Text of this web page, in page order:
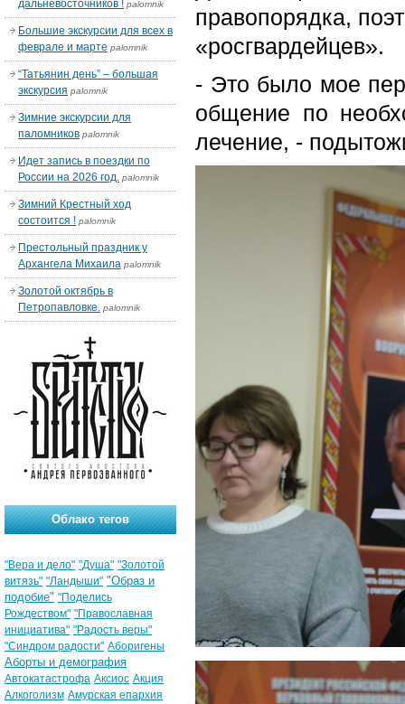
правопорядка,
«росгвардейцев».
- Это было мое
общение по
лечение, -
дальневосточников ! palomnik
Большие экскурсии для всех в
феврале и марте palomnik
“Татьянин день” – большая
экскурсия palomnik
Зимние экскурсии для
паломников palomnik
Идет запись в поездки по
России на 2026 год. palomnik
Зимний Крестный ход
состоится ! palomnik
Престольный праздник у
Архангела Михаила palomnik
Золотой октябрь в
Петропавловке. palomnik
Облако тегов
"Вера и дело" "Душа" "Золотой
витязь" "Ландыши" "Образ и
подобие" "Поделись
Рождеством" "Православная
инициатива" "Радость веры"
"Синдром радости" Аборигены
Аборты и демография
Автокатастрофа Аксиос Акция
Алкоголизм Амурская епархия